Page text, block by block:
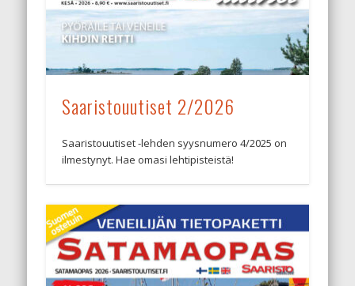
Saaristouutiset 2/2026
Saaristouutiset -lehden syysnumero 4/2025 on
ilmestynyt. Hae omasi lehtipisteistä!